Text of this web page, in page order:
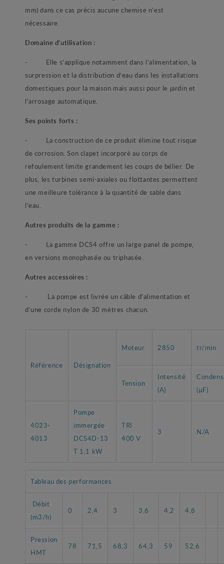
mm) dans ce cas précis aucune chemise n’est
nécessaire.
Domaine d’utilisation :
- Elle s’applique notamment dans l’alimentation, la
surpression et la distribution d’eau dans les installations
domestiques pour la maison mais aussi pour le jardin et
l’arrosage automatique.
Ses points forts :
- La construction de ce produit élimine tout risque
de corrosion. Son clapet incorporé au corps de
refoulement limite grandement les coups de bélier. De
plus, les turbines semi-axiales ou flottantes permettent
une meilleure tolérance à la quantité de sable dans
l’eau.
Autres produits de la gamme :
- La gamme DCS4 offre un large panel de pompe,
en versions monophasée ou triphasée.
Autres accessoires :
- La pompe est livrée un câble d’alimentation et
d’une corde nylon de 30 mètres chacun.
Référence Désignation
Moteur 2850 tr/min
Tension
Intensité
(A)
(µF)
4023-
4013
Pompe
immergée
DCS4D-13
T 1,1 kW
TRI
400 V
3 N/A
Tableau des performances
Débit
(m3/h)
0 2,4 3 3,6 4,2 4,8
Pression
HMT
78 71,5 68,3 64,3 59 52,6